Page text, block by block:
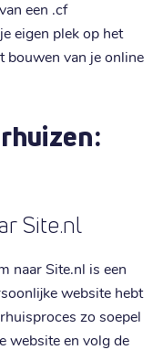
een .cf
eigen plek op het
bouwen van je online
Site.nl
naar Site.nl is een
website hebt
zo soepel
website en volg de